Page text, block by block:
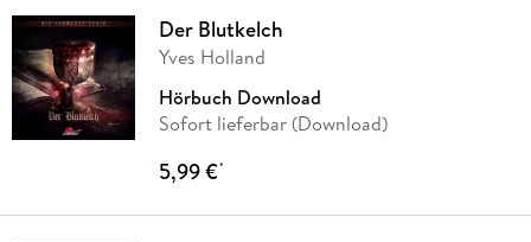
Der Blutkelch
Yves Holland
Hörbuch Download
Sofort lieferbar (Download)
5,99 €*